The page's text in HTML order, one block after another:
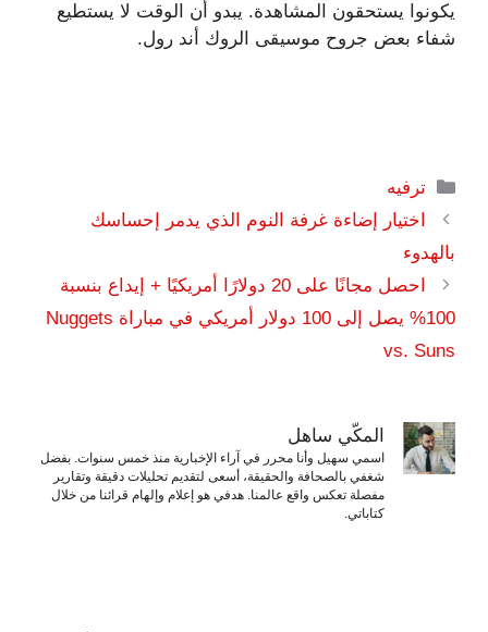
يكونوا يستحقون المشاهدة. يبدو أن الوقت لا يستطيع
شفاء بعض جروح موسيقى الروك أند رول.
التصنيفات
ترفيه
اختيار إضاءة غرفة النوم الذي يدمر إحساسك
بالهدوء
احصل مجانًا على 20 دولارًا أمريكيًا + إيداع بنسبة
100% يصل إلى 100 دولار أمريكي في مباراة Nuggets
vs. Suns
المكّي ساهل
اسمي سهيل وأنا محرر في آراء الإخبارية منذ خمس سنوات. بفضل
شغفي بالصحافة والحقيقة، أسعى لتقديم تحليلات دقيقة وتقارير
مفصلة تعكس واقع عالمنا. هدفي هو إعلام وإلهام قرائنا من خلال
كتاباتي.